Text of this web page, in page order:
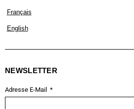
Français
English
NEWSLETTER
Adresse E-Mail